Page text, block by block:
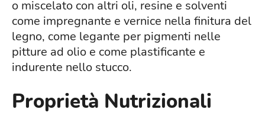
o miscelato con altri oli, resine e solventi
come impregnante e vernice nella finitura del
legno, come legante per pigmenti nelle
pitture ad olio e come plastificante e
indurente nello stucco.
Proprietà Nutrizionali